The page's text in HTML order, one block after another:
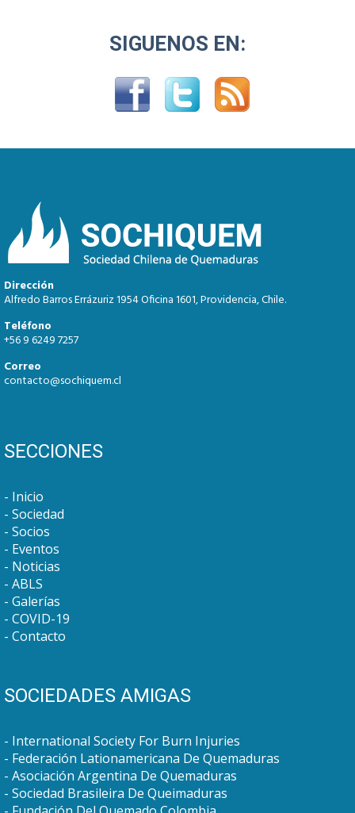
SIGUENOS EN:
Dirección
Alfredo Barros Errázuriz 1954 Oficina 1601, Providencia, Chile.
Teléfono
+56 9 6249 7257
Correo
contacto@sochiquem.cl
SECCIONES
Inicio
Sociedad
Socios
Eventos
Noticias
ABLS
Galerías
COVID-19
Contacto
SOCIEDADES AMIGAS
International Society For Burn Injuries
Federación Lationamericana De Quemaduras
Asociación Argentina De Quemaduras
Sociedad Brasileira De Queimaduras